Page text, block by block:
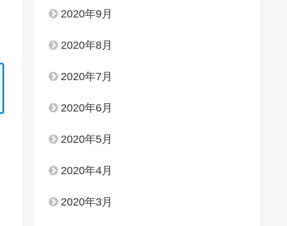
2020年9月
2020年8月
2020年7月
2020年6月
2020年5月
2020年4月
2020年3月